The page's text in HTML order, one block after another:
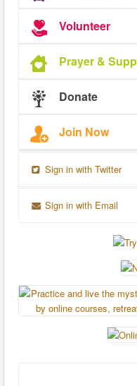
Volunteer
Prayer &
Donate
Join Now
Sign in with Twitter
Sign in with Email